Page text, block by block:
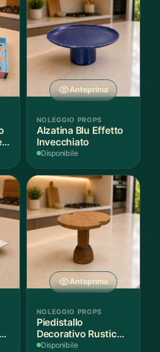
e
Anteprima
NOLEGGIO PROPS
Alzatina Blu Effetto
Invecchiato
Disponibile
Anteprima
NOLEGGIO PROPS
Piedistallo
Decorativo Rustico
in Legno
Disponibile